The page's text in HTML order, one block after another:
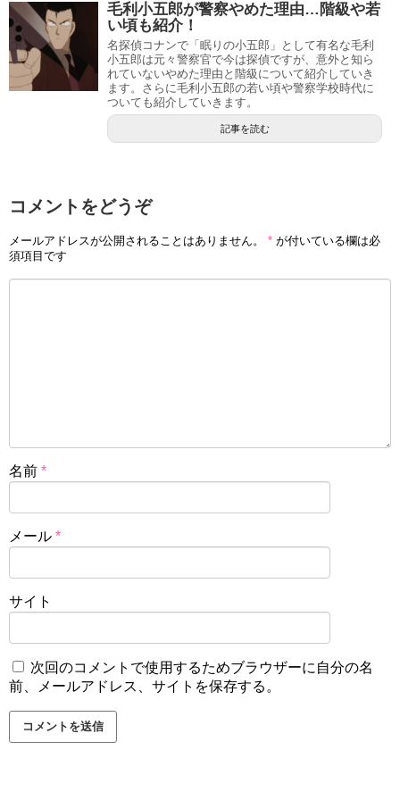
死亡するならさすがに原作が先だと思いますので、映画で
灰原哀が死亡する事はないと思います。
それを分かっていても今回の予告映像では本当に死亡して
しまうのではと思ったので、さすが青山先生だなと感じま
記事の続きを読む
毛利小五郎が警察やめた理由…階級や若
い頃も紹介！
名探偵コナンで「眠りの小五郎」として有名な毛利
小五郎は元々警察官で今は探偵ですが、意外と知ら
れていないやめた理由と階級について紹介していき
ます。さらに毛利小五郎の若い頃や警察学校時代に
ついても紹介していきます。
記事を読む
コメントをどうぞ
メールアドレスが公開されることはありません。 * が付いている欄は必
須項目です
名前 *
メール *
サイト
次回のコメントで使用するためブラウザーに自分の名
前、メールアドレス、サイトを保存する。